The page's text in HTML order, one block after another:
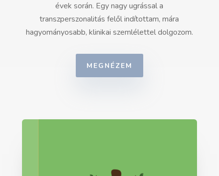
évek során. Egy nagy ugrással a
transzperszonalitás felől indítottam, mára
hagyományosabb, klinikai szemlélettel dolgozom.
MEGNÉZEM